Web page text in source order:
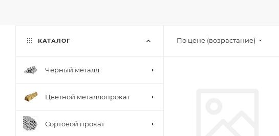
По цене (возрастание)
КАТАЛОГ
Черный металл
Цветной металлопрокат
Сортовой прокат